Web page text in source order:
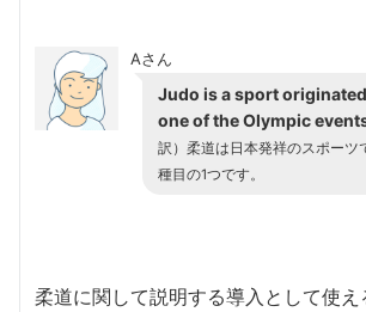
Aさん
Judo is a sport
one of the Olympic
訳）柔道は日本発祥のスポーツ
種目の1つです。
柔道に関して説明する導入として使